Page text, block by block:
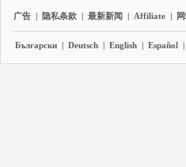
广告 | 隐私条款 | 最新新闻 | Affiliate |
Български | Deutsch | English | Español |